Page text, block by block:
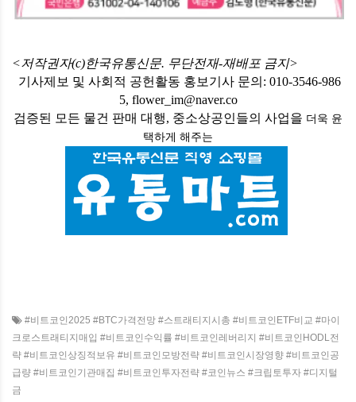
<저작권자(c)한국유통신문. 무단전재-재배포 금지>
기사제보 및 사회적 공헌활동 홍보기사 문의: 010-3546-986
5, flower_im@naver.co
검증된 모든 물건 판매 대행, 중소상공인들의 사업을 더욱 윤
택하게 해주는
#비트코인2025 #BTC가격전망 #스트래티지시총 #비트코인ETF비교 #마이
크로스트래티지매입 #비트코인수익률 #비트코인레버리지 #비트코인HODL전
략 #비트코인상징적보유 #비트코인모방전략 #비트코인시장영향 #비트코인공
급량 #비트코인기관매집 #비트코인투자전략 #코인뉴스 #크립토투자 #디지털
금